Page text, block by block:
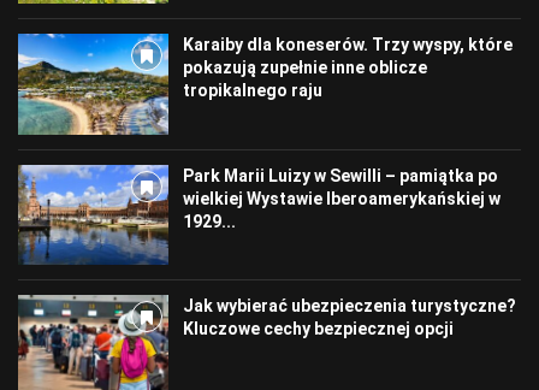
Karaiby dla koneserów. Trzy wyspy, które
pokazują zupełnie inne oblicze
tropikalnego raju
Park Marii Luizy w Sewilli – pamiątka po
wielkiej Wystawie Iberoamerykańskiej w
1929...
Jak wybierać ubezpieczenia turystyczne?
Kluczowe cechy bezpiecznej opcji